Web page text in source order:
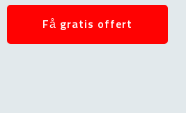
Få gratis offert